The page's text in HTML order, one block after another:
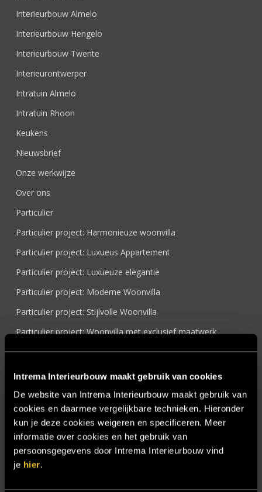
Intrema Interieurbouw maakt gebruik van cookies
De website van Intrema Interieurbouw maakt gebruik van
cookies en daarmee vergelijkbare technieken. Hieronder
kun je deze cookies weigeren en specificeren. Meer
informatie over cookies en het gebruik van
persoonsgegevens door Intrema Interieurbouw vind
je hier.
Interieurbouw Almelo
Interieurbouw Hengelo
Interieurbouw Twente
Interieurontwerper
Intratuin Almelo
Intratuin Rhoon
Keukens
Nieuwsbrief
Onze werkwijze
Over ons
Particulier
Particulier project: Harmonieuze woonvilla
Particulier project: Luxueus Appartement
Particulier project: Luxueuze elegantie
Particulier project: Moderne Woonvilla
Particulier project: Stijlvolle Woonvilla
Particulier project: Woonvilla met exclusief maatwerk
Projecten
Referenties
Samenwerken
Sensire
Showroom
SIDN
Trebbe MiddenWest